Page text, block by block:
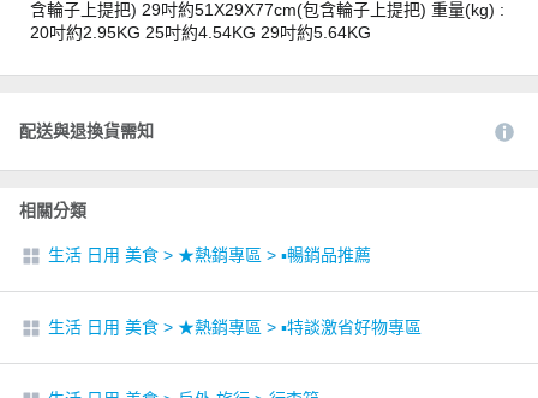
含輪子上提把) 29吋約51X29X77cm(包含輪子上提把) 重量(kg) :
20吋約2.95KG 25吋約4.54KG 29吋約5.64KG
配送與退換貨需知
相關分類
生活 日用 美食 > ★熱銷專區 > ▪︎暢銷品推薦
生活 日用 美食 > ★熱銷專區 > ▪︎特談激省好物專區